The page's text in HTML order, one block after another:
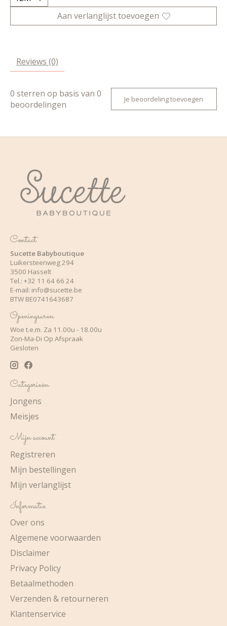
Aan verlanglijst toevoegen
Reviews (0)
0 sterren op basis van 0
beoordelingen
Je beoordeling toevoegen
Contact
Sucette Babyboutique
Luikersteenweg 294
3500 Hasselt
Tel.: +32 11 64 66 24
E-mail: info@sucette.be
BTW BE0741643687
Openingsuren
Woe t.e.m. Za 11.00u - 18.00u
Zon-Ma-Di Op Afspraak
Gesloten
Categorieën
Jongens
Meisjes
Mijn account
Registreren
Mijn bestellingen
Mijn verlanglijst
Informatie
Over ons
Algemene voorwaarden
Disclaimer
Privacy Policy
Betaalmethoden
Verzenden & retourneren
Klantenservice